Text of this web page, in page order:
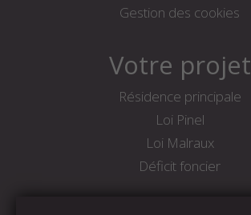
Gestion des cookies
Votre projet
Résidence principale
Loi Pinel
Loi Malraux
Déficit foncier